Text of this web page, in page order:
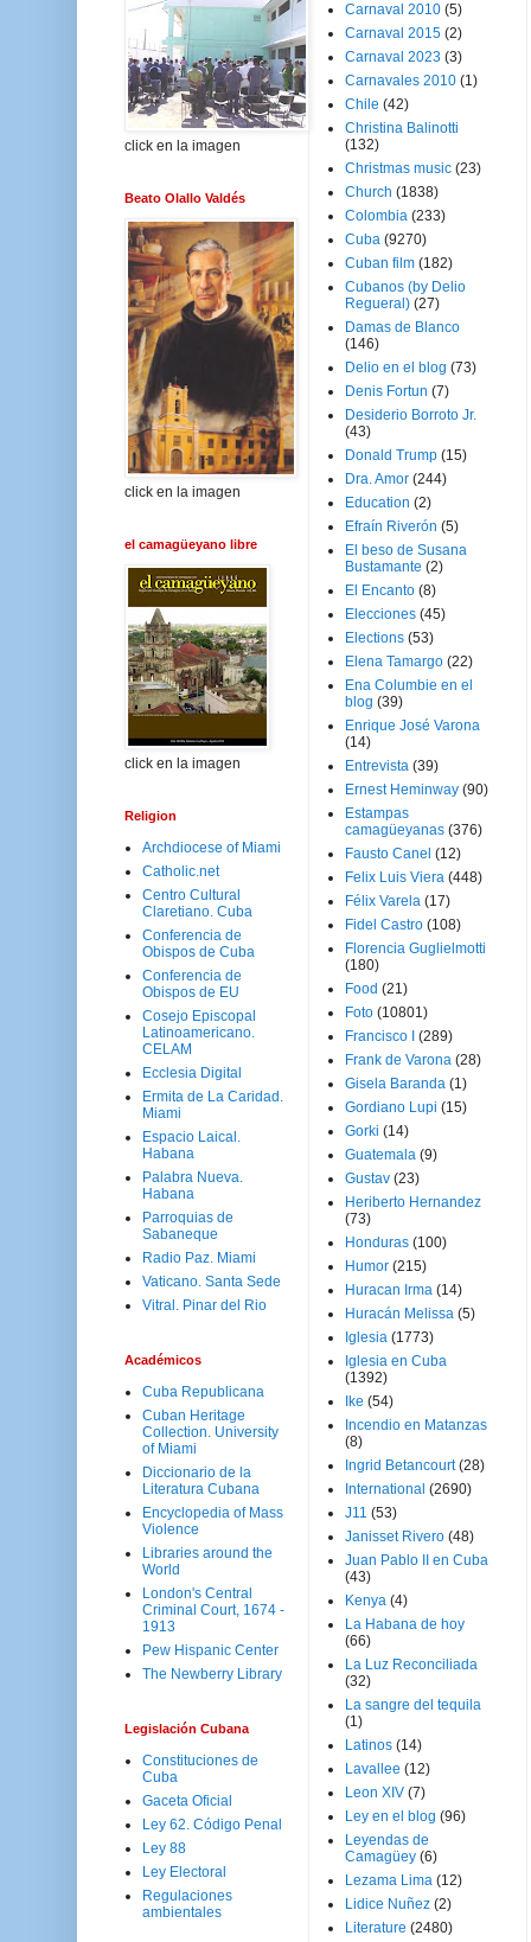
click en la imagen
Beato Olallo Valdés
click en la imagen
el camagüeyano libre
click en la imagen
Religion
Archdiocese of Miami
Catholic.net
Centro Cultural
Claretiano. Cuba
Conferencia de
Obispos de Cuba
Conferencia de
Obispos de EU
Cosejo Episcopal
Latinoamericano.
CELAM
Ecclesia Digital
Ermita de La Caridad.
Miami
Espacio Laical.
Habana
Palabra Nueva.
Habana
Parroquias de
Sabaneque
Radio Paz. Miami
Vaticano. Santa Sede
Vitral. Pinar del Rio
Académicos
Cuba Republicana
Cuban Heritage
Collection. University
of Miami
Diccionario de la
Literatura Cubana
Encyclopedia of Mass
Violence
Libraries around the
World
London's Central
Criminal Court, 1674 -
1913
Pew Hispanic Center
The Newberry Library
Legislación Cubana
Constituciones de
Cuba
Gaceta Oficial
Ley 62. Código Penal
Ley 88
Ley Electoral
Regulaciones
ambientales
Carnaval 2010 (5)
Carnaval 2015 (2)
Carnaval 2023 (3)
Carnavales 2010 (1)
Chile (42)
Christina Balinotti
(132)
Christmas music (23)
Church (1838)
Colombia (233)
Cuba (9270)
Cuban film (182)
Cubanos (by Delio
Regueral) (27)
Damas de Blanco
(146)
Delio en el blog (73)
Denis Fortun (7)
Desiderio Borroto Jr.
(43)
Donald Trump (15)
Dra. Amor (244)
Education (2)
Efraín Riverón (5)
El beso de Susana
Bustamante (2)
El Encanto (8)
Elecciones (45)
Elections (53)
Elena Tamargo (22)
Ena Columbie en el
blog (39)
Enrique José Varona
(14)
Entrevista (39)
Ernest Heminway (90)
Estampas
camagüeyanas (376)
Fausto Canel (12)
Felix Luis Viera (448)
Félix Varela (17)
Fidel Castro (108)
Florencia Guglielmotti
(180)
Food (21)
Foto (10801)
Francisco I
(289)
Frank de Varona (28)
Gisela Baranda (1)
Gordiano Lupi (15)
Gorki (14)
Guatemala (9)
Gustav (23)
Heriberto Hernandez
(73)
Honduras (100)
Humor (215)
Huracan Irma (14)
Huracán Melissa (5)
Iglesia (1773)
Iglesia en Cuba
(1392)
Ike (54)
Incendio en Matanzas
(8)
Ingrid Betancourt (28)
International (2690)
J11 (53)
Janisset Rivero (48)
Juan Pablo II en Cuba
(43)
Kenya (4)
La Habana de hoy
(66)
La Luz Reconciliada
(32)
La sangre del tequila
(1)
Latinos (14)
Lavallee (12)
Leon XIV (7)
Ley en el blog (96)
Leyendas de
Camagüey (6)
Lezama Lima (12)
Lidice Nuñez (2)
Literature (2480)